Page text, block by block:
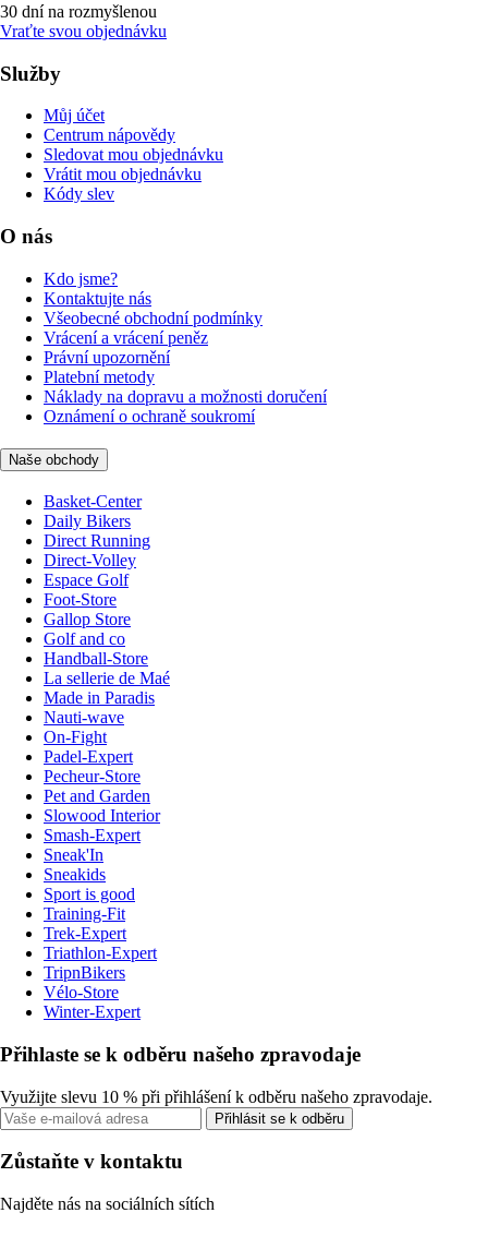
30 dní na rozmyšlenou
Vraťte svou objednávku
Služby
Můj účet
Centrum nápovědy
Sledovat mou objednávku
Vrátit mou objednávku
Kódy slev
O nás
Kdo jsme?
Kontaktujte nás
Všeobecné obchodní podmínky
Vrácení a vrácení peněz
Právní upozornění
Platební metody
Náklady na dopravu a možnosti doručení
Oznámení o ochraně soukromí
Naše obchody
Basket-Center
Daily Bikers
Direct Running
Direct-Volley
Espace Golf
Foot-Store
Gallop Store
Golf and co
Handball-Store
La sellerie de Maé
Made in Paradis
Nauti-wave
On-Fight
Padel-Expert
Pecheur-Store
Pet and Garden
Slowood Interior
Smash-Expert
Sneak'In
Sneakids
Sport is good
Training-Fit
Trek-Expert
Triathlon-Expert
TripnBikers
Vélo-Store
Winter-Expert
Přihlaste se k odběru našeho zpravodaje
Využijte slevu 10 % při přihlášení k odběru našeho zpravodaje.
Přihlásit se k odběru
Zůstaňte v kontaktu
Najděte nás na sociálních sítích